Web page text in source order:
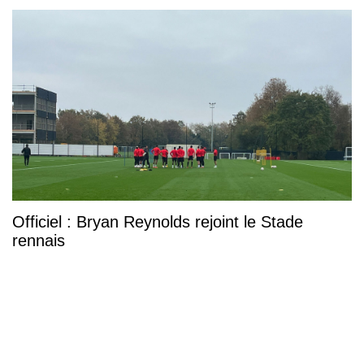
Officiel : Bryan Reynolds rejoint le Stade
rennais